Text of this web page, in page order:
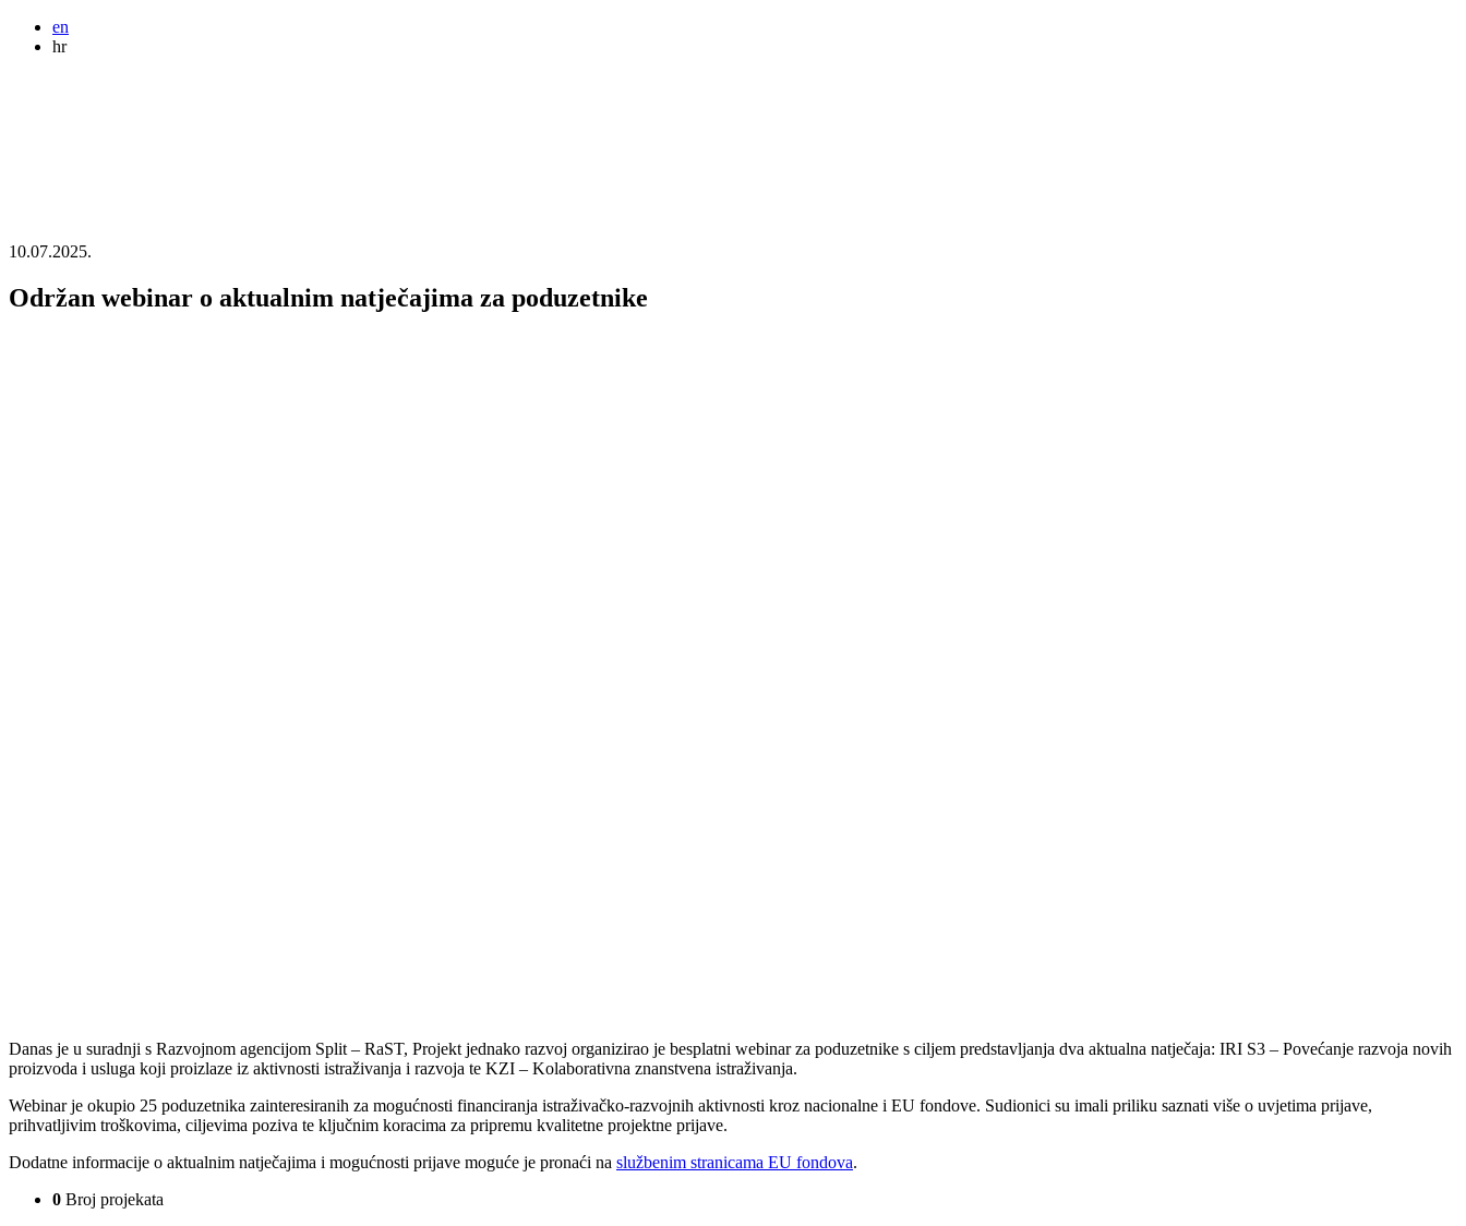
en
hr
10.07.2025.
Održan webinar o aktualnim natječajima za poduzetnike
Danas je u suradnji s Razvojnom agencijom Split – RaST, Projekt jednako razvoj organizirao je besplatni webinar za poduzetnike s ciljem predstavljanja dva aktualna natječaja: IRI S3 – Povećanje razvoja novih
proizvoda i usluga koji proizlaze iz aktivnosti istraživanja i razvoja te KZI – Kolaborativna znanstvena istraživanja.
Webinar je okupio 25 poduzetnika zainteresiranih za mogućnosti financiranja istraživačko-razvojnih aktivnosti kroz nacionalne i EU fondove. Sudionici su imali priliku saznati više o uvjetima prijave,
prihvatljivim troškovima, ciljevima poziva te ključnim koracima za pripremu kvalitetne projektne prijave.
Dodatne informacije o aktualnim natječajima i mogućnosti prijave moguće je pronaći na službenim stranicama EU fondova.
0 Broj projekata